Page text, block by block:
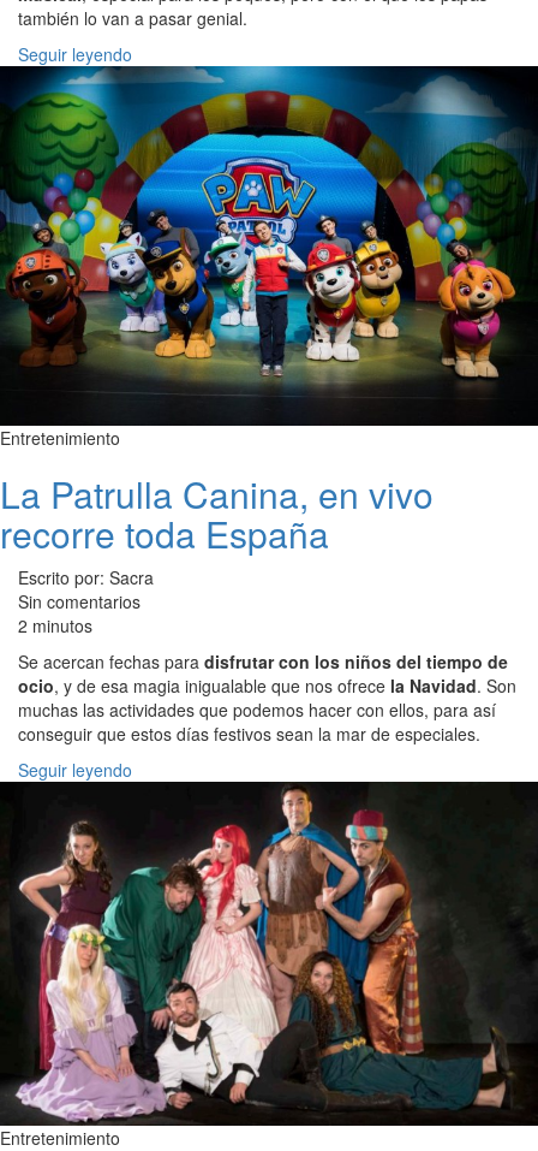
también lo van a pasar genial.
Seguir leyendo
Entretenimiento
La Patrulla Canina, en vivo
recorre toda España
Escrito por: Sacra
Sin comentarios
2 minutos
Se acercan fechas para disfrutar con los niños del tiempo de
ocio, y de esa magia inigualable que nos ofrece la Navidad. Son
muchas las actividades que podemos hacer con ellos, para así
conseguir que estos días festivos sean la mar de especiales.
Seguir leyendo
Entretenimiento